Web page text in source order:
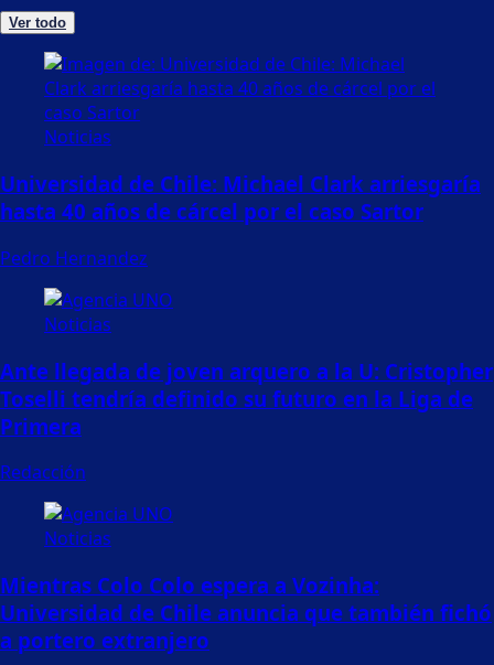
Ver todo
Noticias
Universidad de Chile: Michael Clark arriesgaría
hasta 40 años de cárcel por el caso Sartor
Pedro Hernandez
Noticias
Ante llegada de joven arquero a la U: Cristopher
Toselli tendría definido su futuro en la Liga de
Primera
Redacción
Noticias
Mientras Colo Colo espera a Vozinha:
Universidad de Chile anuncia que también fichó
a portero extranjero